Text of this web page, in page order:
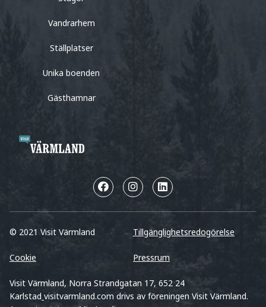
Vandrarhem
Ställplatser
Unika boenden
Gästhamnar
© 2021 Visit Värmland Tillgänglighetsredogörelse
Cookie Pressrum
Visit Värmland, Norra Strandgatan 17, 652 24
Karlstad visitvarmland.com drivs av föreningen Visit Värmland.